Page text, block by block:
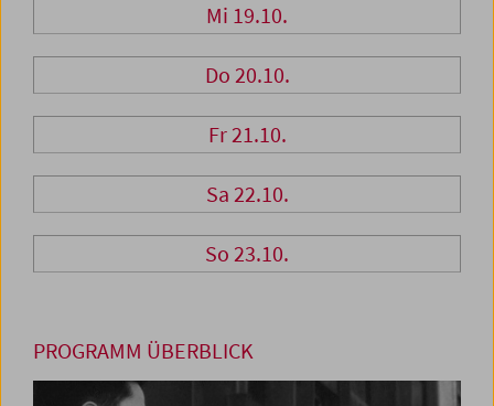
Mi 19.10.
Do 20.10.
Fr 21.10.
Sa 22.10.
So 23.10.
PROGRAMM ÜBERBLICK